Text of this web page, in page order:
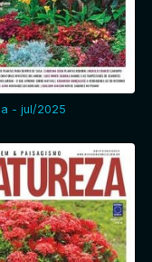
- jul/2025